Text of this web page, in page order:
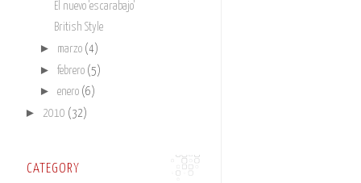
El nuevo 'escarabajo'
British Style
► marzo (4)
► febrero (5)
► enero (6)
► 2010 (32)
CATEGORY